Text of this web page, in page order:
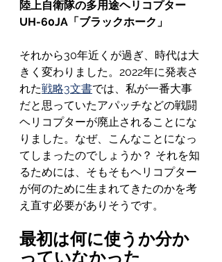
陸上自衛隊の多用途ヘリコプター
UH-60JA「ブラックホーク」
それから30年近くが過ぎ、時代は大
きく変わりました。2022年に発表さ
れた戦略3文書では、私が一番大事
だと思っていたアパッチなどの戦闘
ヘリコプターが廃止されることにな
りました。なぜ、こんなことになっ
てしまったのでしょうか？ それを知
るためには、そもそもヘリコプター
が何のために生まれてきたのかを考
え直す必要がありそうです。
最初は何に使うか分か
っていなかった